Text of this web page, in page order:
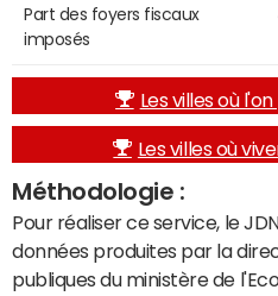
Part des foyers fiscaux
imposés
Les villes où
Les villes où
Méthodologie :
Pour réaliser ce service, le
données produites par la
publiques du ministère de